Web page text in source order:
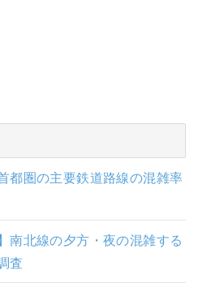
都圏の主要鉄道路線の混雑率
南北線の夕方・夜の混雑する
査